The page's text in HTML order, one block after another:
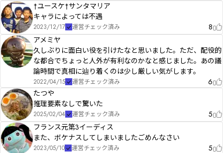
●修正履歴
2022年10月12日
公開半年を記念して、サムネを一新しました。
内容に変更はありません。
2023年10月14日
v2版としてリニューアルしました。
ストーリーや各自の秘密など内容に大きな変更はありませんが、手がかり機能の
実装や読み合わせシーンの追加など、さらに楽しく遊びやすくなっています。
観戦機能もつきましたので、既プレイの方もまたこの物語をお楽しみください。
†ユースケ†サンタマリア
キャラによっては不遇
2023/12/17 運営チェック済み
8
アメミヤ
久しぶりに面白い役を引けたなと思いました。ただ、配役的
な都合でちょっと人外が有利なのかなと感じました。あの議
論時間で真相に辿り着くのは少し厳しい気がします。
2022/04/15 運営チェック済み
6
たつや
推理要素なしで驚いた
2025/02/04 運営チェック済み
5
フランス元第3イーディス
また、ボケナスしてしまいましたごめんなさい
2023/05/10 運営チェック済み 5